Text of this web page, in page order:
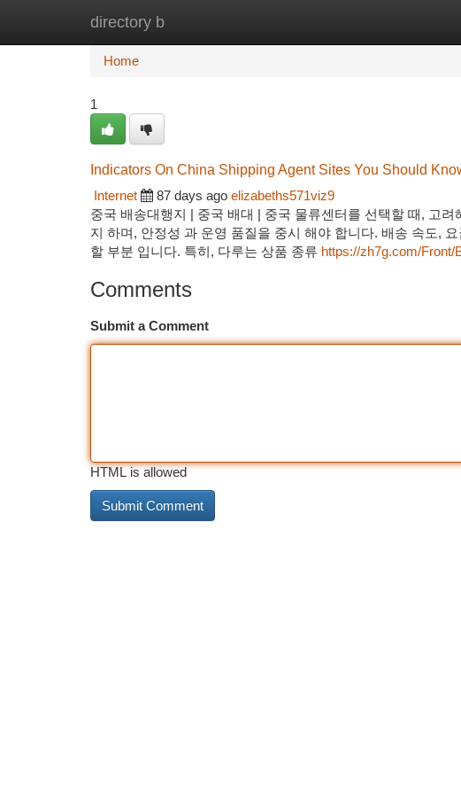
directory b
Home
Home
1
Indicators On China Shipping Agent Sites You Should
Internet
87 days ago elizabeths571viz9
중국 배송대행지 | 중국 배대 | 중국 물류센터를 선택할 때, 고
지 하며, 안정성 과 운영 품질을 중시 해야 합니다. 배송 속도,
할 부분 입니다. 특히, 다루는 상품 종류 https://zh7g.com/Front/
Comments
Submit a Comment
HTML is allowed